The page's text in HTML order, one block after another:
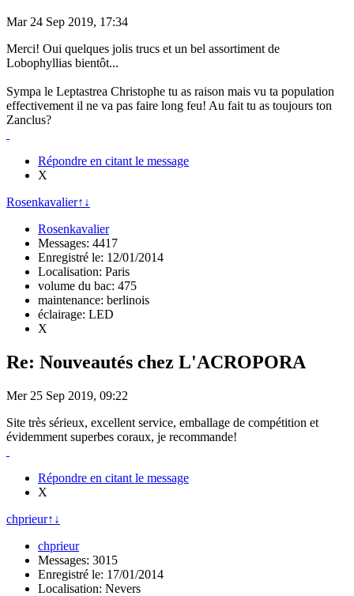
Mar 24 Sep 2019, 17:34
Merci! Oui quelques jolis trucs et un bel assortiment de
Lobophyllias bientôt...
Sympa le Leptastrea Christophe tu as raison mais vu ta population
effectivement il ne va pas faire long feu! Au fait tu as toujours ton
Zanclus?
Répondre en citant le message
X
Rosenkavalier↑ ↓
Rosenkavalier
Messages: 4417
Enregistré le: 12/01/2014
Localisation: Paris
volume du bac: 475
maintenance: berlinois
éclairage: LED
X
Re: Nouveautés chez L'ACROPORA
Mer 25 Sep 2019, 09:22
Site très sérieux, excellent service, emballage de compétition et
évidemment superbes coraux, je recommande!
Répondre en citant le message
X
chprieur↑ ↓
chprieur
Messages: 3015
Enregistré le: 17/01/2014
Localisation: Nevers